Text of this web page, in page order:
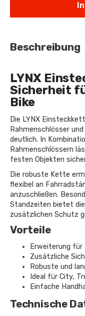
Beschreibung
LYNX
Sicherheit
Bike
Die LYNX
Rahmenschlösser
deutlich. In
Rahmenschlössern
festen Objekten
Die robuste Kette
flexibel an
anzuschließen.
Standzeiten bietet
zusätzlichen Schutz
Vorteile
Erweiterung für
Zusätzliche
Robuste und
Ideal für City,
Einfache
Technische